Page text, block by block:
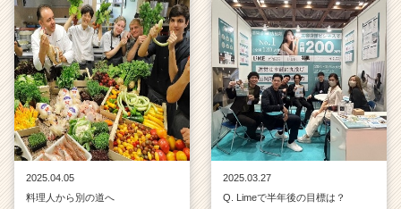
2025.04.05
料理人から別の道へ
2025.03.27
Q. Limeで半年後の目標は？